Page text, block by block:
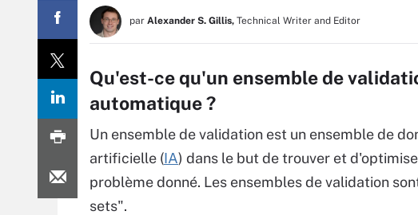
par Alexander S. Gillis, Technical Writer and Editor
Qu'est-ce qu'un ensemble de
automatique ?
Un ensemble de validation est un ensemble de
artificielle (IA) dans le but de trouver et
problème donné. Les ensembles de validation
sets".